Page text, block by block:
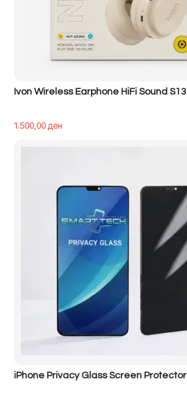
Ivon Wireless Earphone HiFi Sound S13
1.500,00ден
iPhone Privacy Glass Screen Protector